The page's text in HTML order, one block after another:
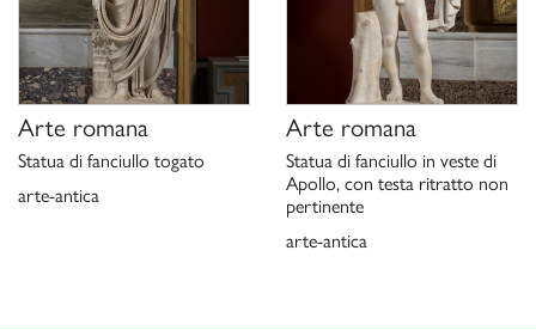
Arte romana
Statua di fanciullo togato
arte-antica
Arte romana
Statua di fanciullo in veste di
Apollo, con testa ritratto non
pertinente
arte-antica